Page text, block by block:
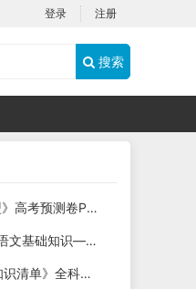
登录 注册
搜索
2026版《金考卷百校联盟》高考预测卷PDF电子版下载
高中语文高三一轮复习之语文基础知识——短语类型+课件（20张PPT）
2023-2025版《53高中知识清单》全科电子版下载